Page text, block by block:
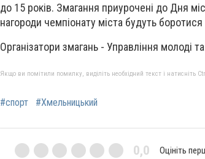
до 15 років. Змагання приурочені до Дня
нагороди чемпіонату міста будуть
Організатори змагань - Управління
Якщо ви помітили помилку, виділіть необхідний текст і натисніть
#спорт #Хмельницький
0,0 Оцініть